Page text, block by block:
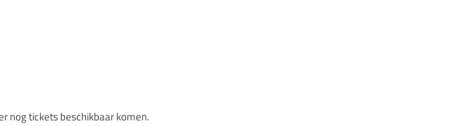
nog tickets beschikbaar komen.